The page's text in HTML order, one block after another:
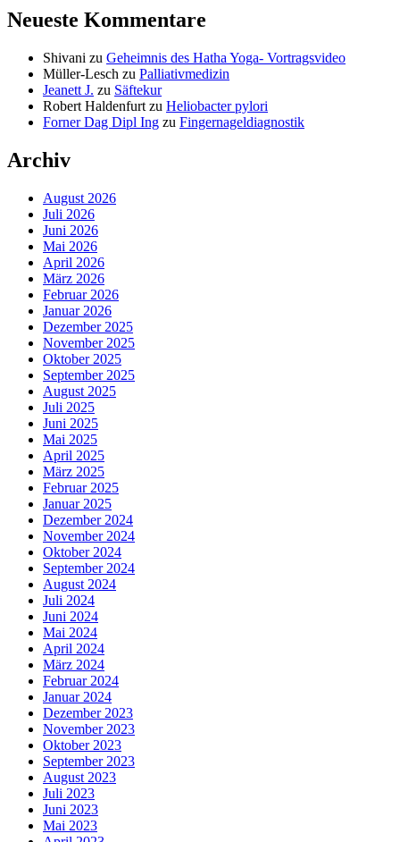
Neueste Kommentare
Shivani zu Geheimnis des Hatha Yoga- Vortragsvideo
Müller-Lesch zu Palliativmedizin
Jeanett J. zu Säftekur
Robert Haldenfurt zu Heliobacter pylori
Forner Dag Dipl Ing zu Fingernageldiagnostik
Archiv
August 2026
Juli 2026
Juni 2026
Mai 2026
April 2026
März 2026
Februar 2026
Januar 2026
Dezember 2025
November 2025
Oktober 2025
September 2025
August 2025
Juli 2025
Juni 2025
Mai 2025
April 2025
März 2025
Februar 2025
Januar 2025
Dezember 2024
November 2024
Oktober 2024
September 2024
August 2024
Juli 2024
Juni 2024
Mai 2024
April 2024
März 2024
Februar 2024
Januar 2024
Dezember 2023
November 2023
Oktober 2023
September 2023
August 2023
Juli 2023
Juni 2023
Mai 2023